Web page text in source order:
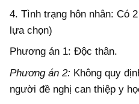
4. Tình trạng hôn nhân: Có
lựa chọn)
Phương án 1: Độc thân.
Phương án 2: Không quy
người đề nghị can thiệp y